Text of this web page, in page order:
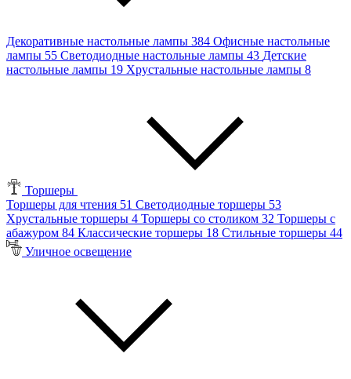
Декоративные настольные лампы 384 Офисные настольные
лампы 55 Светодиодные настольные лампы 43 Детские
настольные лампы 19 Хрустальные настольные лампы 8
Торшеры
Торшеры для чтения 51 Светодиодные торшеры 53
Хрустальные торшеры 4 Торшеры со столиком 32 Торшеры с
абажуром 84 Классические торшеры 18 Стильные торшеры 44
Уличное освещение